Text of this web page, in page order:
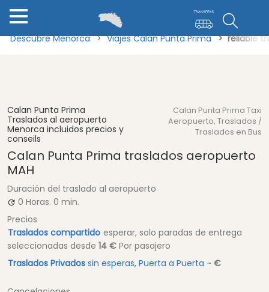
Descubre Menorca Viajes Calan Punta Prima reliable
Calan Punta Prima
Traslados al aeropuerto
Menorca incluidos precios y
conseils
Calan Punta Prima Taxi
Aeropuerto, Traslados /
Traslados en Bus
Calan Punta Prima traslados aeropuerto
MAH
Duración del traslado al aeropuerto
0 Horas. 0 min.
Precios
Traslados compartido esperar, solo paradas de entrega
seleccionadas desde 14 € Por pasajero
Traslados Privados sin esperas, Puerta a Puerta ~ €